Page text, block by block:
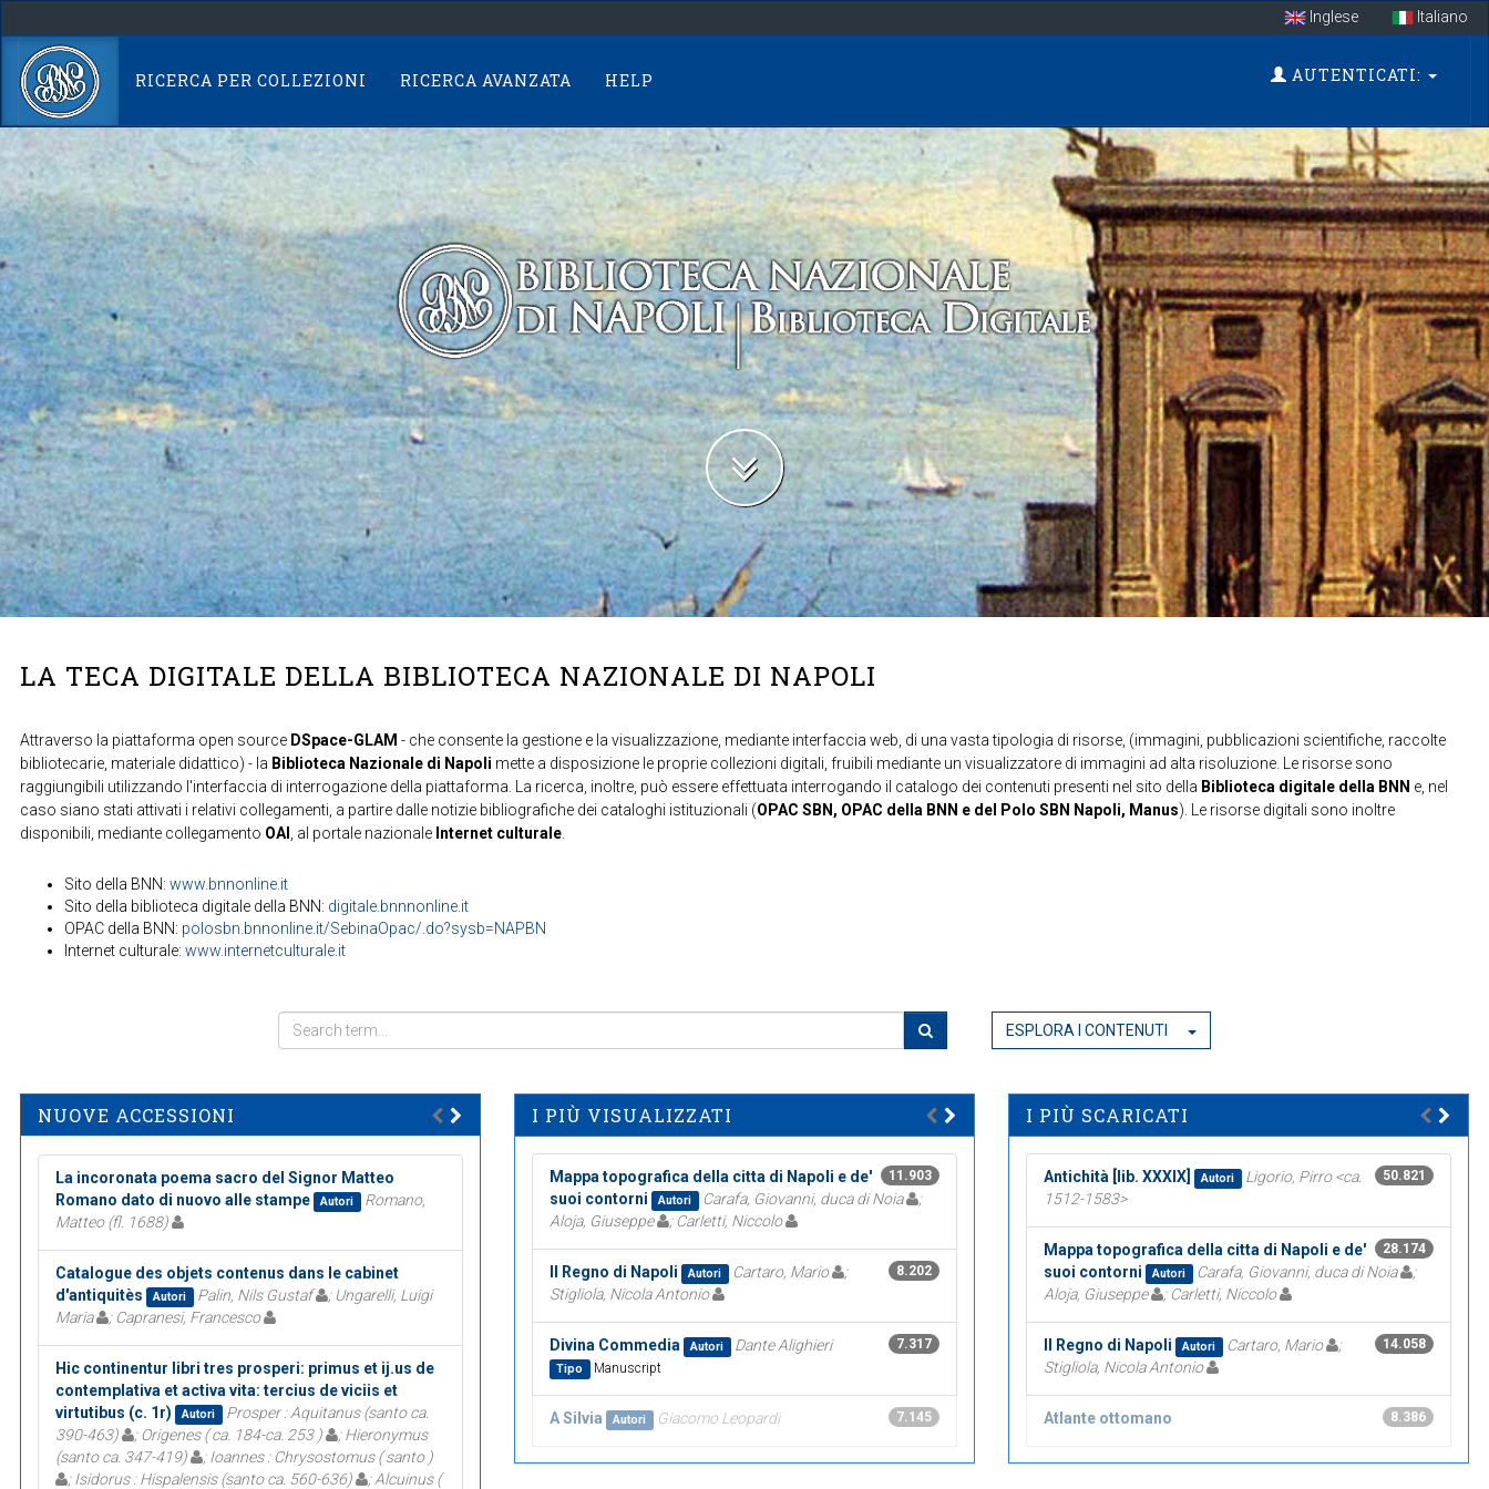
navigation
Inglese Italiano
RICERCA PER COLLEZIONI RICERCA AVANZATA HELP AUTENTICATI:
LA TECA DIGITALE DELLA BIBLIOTECA NAZIONALE DI NAPOLI
Attraverso la piattaforma open source DSpace-GLAM - che consente la gestione e la visualizzazione, mediante interfaccia web, di una vasta tipologia di risorse, (immagini, pubblicazioni scientifiche, raccolte
bibliotecarie, materiale didattico) - la Biblioteca Nazionale di Napoli mette a disposizione le proprie collezioni digitali, fruibili mediante un visualizzatore di immagini ad alta risoluzione. Le risorse sono
raggiungibili utilizzando l'interfaccia di interrogazione della piattaforma. La ricerca, inoltre, può essere effettuata interrogando il catalogo dei contenuti presenti nel sito della Biblioteca digitale della BNN e, nel
caso siano stati attivati i relativi collegamenti, a partire dalle notizie bibliografiche dei cataloghi istituzionali (OPAC SBN, OPAC della BNN e del Polo SBN Napoli, Manus). Le risorse digitali sono inoltre
disponibili, mediante collegamento OAI , al portale nazionale Internet culturale.
Sito della BNN: www.bnnonline.it
Sito della biblioteca digitale della BNN: digitale.bnnnonline.it
OPAC della BNN: polosbn.bnnonline.it/SebinaOpac/.do?sysb=NAPBN
Internet culturale: www.internetculturale.it
ESPLORA I CONTENUTI
NUOVE ACCESSIONI
La incoronata poema sacro del Signor Matteo
Romano dato di nuovo alle stampe
Autori
Romano,
Matteo (fl. 1688)
Catalogue des objets contenus dans le cabinet
d'antiquitès
Autori Palin, Nils Gustaf
; Ungarelli, Luigi
Maria
; Capranesi, Francesco
Hic continentur libri tres prosperi: primus et ij.us de
contemplativa et activa vita: tercius de viciis et
virtutibus (c. 1r)
Autori
Prosper : Aquitanus (santo ca.
390-463)
; Origenes ( ca. 184-ca. 253 )
; Hieronymus
(santo ca. 347-419)
; Ioannes : Chrysostomus ( santo )
; Isidorus : Hispalensis (santo ca. 560-636)
; Alcuinus (
I PIÙ VISUALIZZATI
11.903
Mappa topografica della citta di Napoli e de'
suoi contorni
Autori Carafa, Giovanni, duca di Noia
;
Aloja, Giuseppe
; Carletti, Niccolo
8.202
Il Regno di Napoli Autori Cartaro, Mario
;
Stigliola, Nicola Antonio
7.317
Divina Commedia Autori Dante Alighieri
Tipo Manuscript
7.145
A Silvia Autori Giacomo Leopardi
I PIÙ SCARICATI
50.821
Antichità [lib. XXXIX] Autori
Ligorio, Pirro <ca.
1512-1583>
28.174
Mappa topografica della citta di Napoli e de'
suoi contorni
Autori Carafa, Giovanni, duca di Noia
;
Aloja, Giuseppe
; Carletti, Niccolo
14.058
Il Regno di Napoli Autori Cartaro, Mario
;
Stigliola, Nicola Antonio
8.386
Atlante ottomano